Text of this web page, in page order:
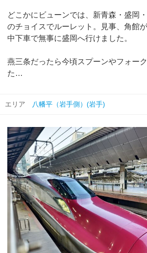
どこかにビューンでは、新青森・盛岡
のチョイスでルーレット。見事、角館
中下車で無事に盛岡へ行けました。
燕三条だったら今頃スプーンやフォー
た…
エリア 八幡平（岩手側）(岩手)